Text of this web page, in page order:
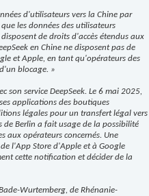
d'utilisateurs vers la Chine par
les données des utilisateurs
de droits d'accès étendus aux
en Chine ne disposent pas de
et Apple, en tant qu'opérateurs des
blocage. »
son service DeepSeek. Le 6 mai 2025,
applications des boutiques
légales pour un transfert légal vers
de Berlin a fait usage de la possibilité
aux opérateurs concernés. Une
l'App Store d'Apple et à Google
cette notification et décider de la
Wurtemberg, de Rhénanie-